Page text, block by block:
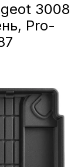
3008
Pro-